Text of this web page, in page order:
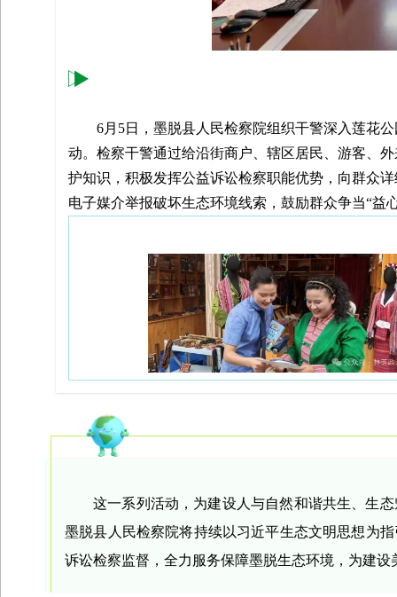
6月5日，墨脱县人民检察院组织干警深入莲花
动。检察干警通过给沿街商户、辖区居民、游客、
护知识，积极发挥公益诉讼检察职能优势，向群众
电子媒介举报破坏生态环境线索，鼓励群众争当“益
这一系列活动，为建设人与自然和谐共生、生
墨脱县人民检察院将持续以习近平生态文明思想为
诉讼检察监督，全力服务保障墨脱生态环境，为建设